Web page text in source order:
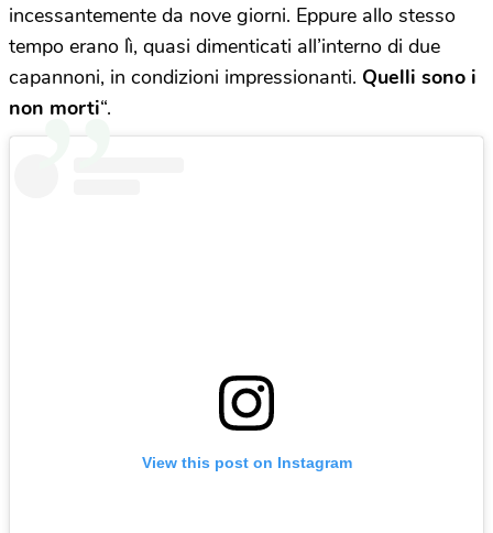
incessantemente da nove giorni. Eppure allo stesso
tempo erano lì, quasi dimenticati all’interno di due
capannoni, in condizioni impressionanti. Quelli sono i
non morti“.
View this post on Instagram